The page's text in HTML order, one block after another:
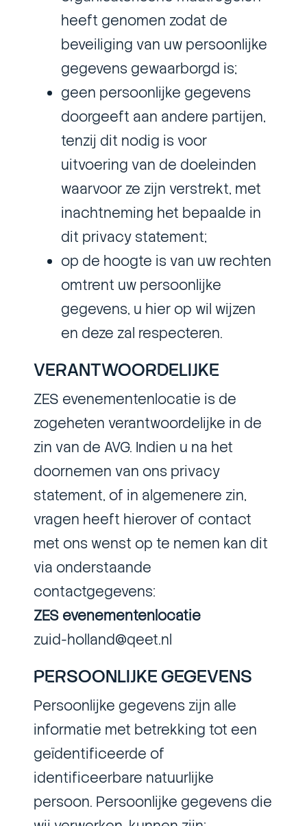
heeft genomen zodat de
beveiliging van uw persoonlijke
gegevens gewaarborgd is;
geen persoonlijke gegevens
doorgeeft aan andere partijen,
tenzij dit nodig is voor
uitvoering van de doeleinden
waarvoor ze zijn verstrekt, met
inachtneming het bepaalde in
dit privacy statement;
op de hoogte is van uw rechten
omtrent uw persoonlijke
gegevens, u hier op wil wijzen
en deze zal respecteren.
VERANTWOORDELIJKE
ZES evenementenlocatie is de
zogeheten verantwoordelijke in de
zin van de AVG. Indien u na het
doornemen van ons privacy
statement, of in algemenere zin,
vragen heeft hierover of contact
met ons wenst op te nemen kan dit
via onderstaande
contactgegevens:
ZES evenementenlocatie
zuid-holland@qeet.nl
PERSOONLIJKE GEGEVENS
Persoonlijke gegevens zijn alle
informatie met betrekking tot een
geïdentificeerde of
identificeerbare natuurlijke
persoon. Persoonlijke gegevens die